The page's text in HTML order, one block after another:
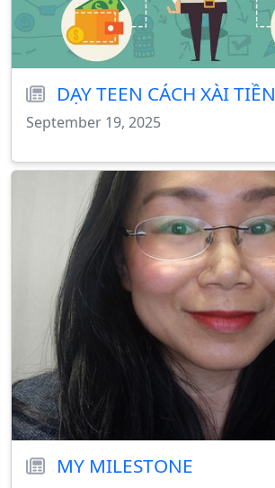
DẠY TEEN CÁCH XÀI TIỀN
September 19, 2025
MY MILESTONE